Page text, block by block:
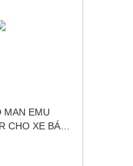
MAN EMU
CHO XE BÁN
REVO